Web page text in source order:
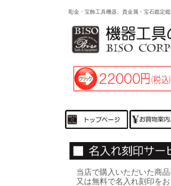
彫金・宝飾工具機器、貴金属・宝石鑑定
当店で購入いただいた商品
又は無料で名入れ刻印をお